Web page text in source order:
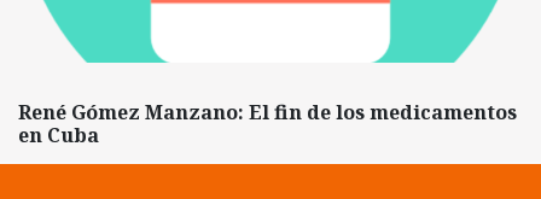
René Gómez Manzano: El fin de los medicamentos
en Cuba